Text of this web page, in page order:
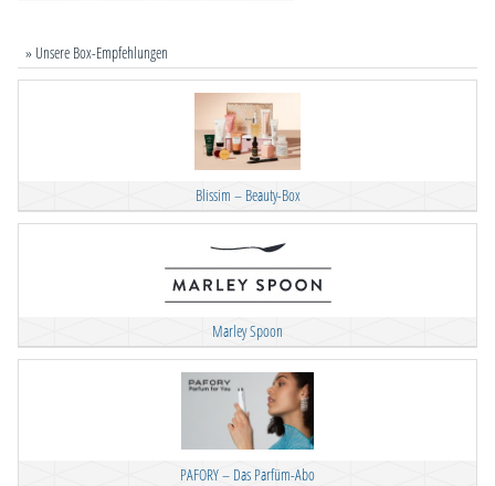
» Unsere Box-Empfehlungen
Blissim – Beauty-Box
Marley Spoon
PAFORY – Das Parfüm-Abo